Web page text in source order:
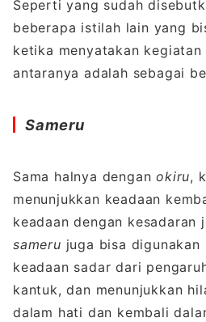
Seperti yang sudah
beberapa istilah lain yang
ketika menyatakan kegiatan
antaranya adalah sebagai
Sameru
Sama halnya denganokiru,
menunjukkan keadaan
keadaan dengan kesadaran
sameru juga bisa
keadaan sadar dari
kantuk, dan menunjukkan
dalam hati dan kembali